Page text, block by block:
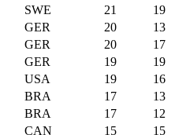
SWE 21
19
GER 20
13
GER 20
17
GER 19
19
USA 19
16
BRA 17
13
BRA 17
12
CAN 15
15